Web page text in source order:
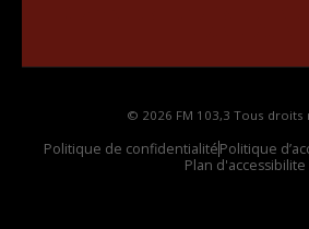
© 2026 FM 103,3 Tous droits
Politique de confidentialitéPolitique
Plan d'accessibilite